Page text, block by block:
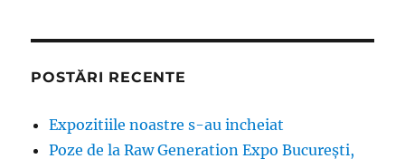
POSTĂRI RECENTE
Expozitiile noastre s-au incheiat
Poze de la Raw Generation Expo București,